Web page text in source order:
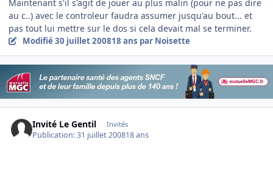
Maintenant s'il s'agit de jouer au plus malin (pour ne pas dire
au c..) avec le controleur faudra assumer jusqu'au bout... et
pas tout lui mettre sur le dos si cela devait mal se terminer.
Modifié30 juillet 200818 ans par Noisette
Invité Le Gentil Invités
Publication:31 juillet 200818 ans